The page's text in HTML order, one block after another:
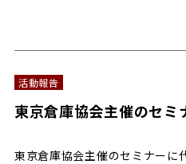
活動報告
東京倉庫協会主催のセミ
東京倉庫協会主催のセミナーに